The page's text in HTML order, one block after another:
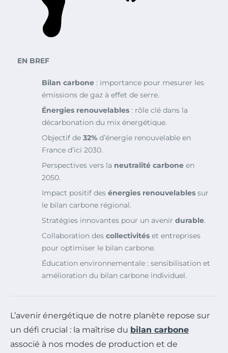
EN BREF
Bilan carbone : importance pour mesurer les
émissions de gaz à effet de serre.
Énergies renouvelables : rôle clé dans la
décarbonation du mix énergétique.
Objectif de 32% d’énergie renouvelable en
France d’ici 2030.
Perspectives vers la neutralité carbone en
2050.
Impact positif des énergies renouvelables sur
le bilan carbone régional.
Stratégies innovantes pour un avenir durable.
Collaboration des collectivités et entreprises
pour optimiser le bilan carbone.
Éducation environnementale : sensibilisation et
amélioration du bilan carbone individuel.
L’avenir énergétique de notre planète repose sur
un défi crucial : la maîtrise du bilan carbone
associé à nos modes de production et de